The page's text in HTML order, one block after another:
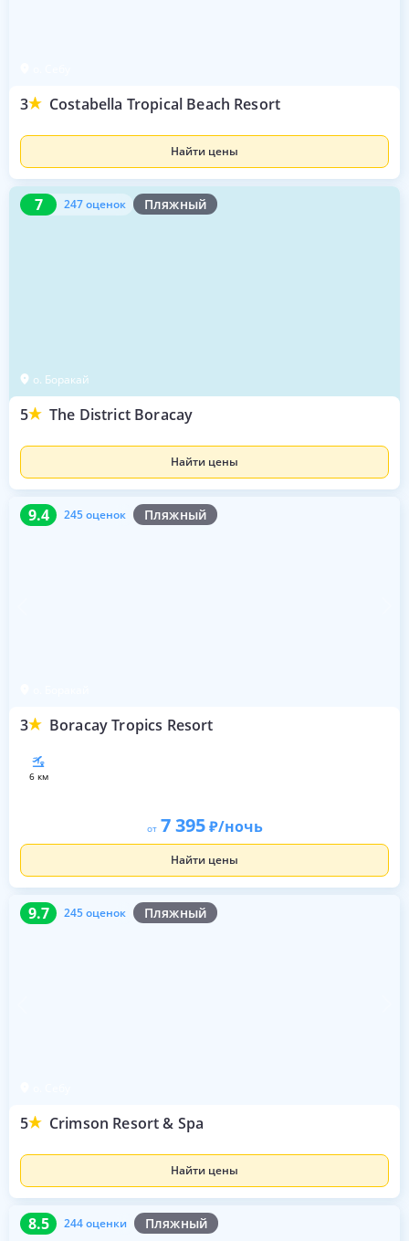
3 Costabella Tropical Beach Resort
Найти цены
7 247 оценок Пляжный
о. Боракай
5 The District Boracay
7 247 оценок
Найти цены
9.4 245 оценок Пляжный
3 Boracay Tropics Resort
9.4 245 оценок
6 км
от 7 395 /ночь
Найти цены
9.7 245 оценок Пляжный
5 Crimson Resort & Spa
9.7 245 оценок
Найти цены
8.5 244 оценки Пляжный
8.5 244 оценки